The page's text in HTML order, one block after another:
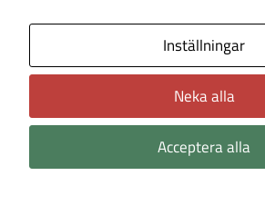
Integritetspolicy
Inställningar
Neka alla
Acceptera alla
För
bra
ditt